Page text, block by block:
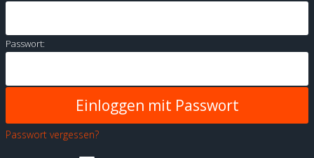
Passwort:
Passwort vergessen?